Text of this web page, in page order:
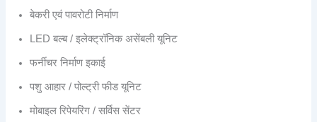
बेकरी एवं पावरोटी निर्माण
LED बल्ब / इलेक्ट्रॉनिक असेंबली यूनिट
फर्नीचर निर्माण इकाई
पशु आहार / पोल्ट्री फीड यूनिट
मोबाइल रिपेयरिंग / सर्विस सेंटर